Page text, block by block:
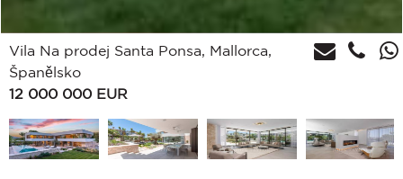
Vila Na prodej Santa Ponsa, Mallorca,
Španělsko
12 000 000 EUR